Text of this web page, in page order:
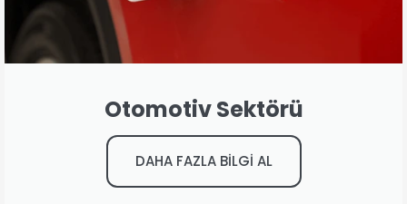
Otomotiv Sektörü
DAHA FAZLA BİLGİ AL